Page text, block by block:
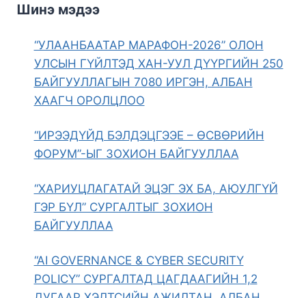
Шинэ мэдээ
“УЛААНБААТАР МАРАФОН-2026” ОЛОН
УЛСЫН ГҮЙЛТЭД ХАН-УУЛ ДҮҮРГИЙН 250
БАЙГУУЛЛАГЫН 7080 ИРГЭН, АЛБАН
ХААГЧ ОРОЛЦЛОО
“ИРЭЭДҮЙД БЭЛДЭЦГЭЭЕ – ӨСВӨРИЙН
ФОРУМ”-ЫГ ЗОХИОН БАЙГУУЛЛАА
“ХАРИУЦЛАГАТАЙ ЭЦЭГ ЭХ БА, АЮУЛГҮЙ
ГЭР БҮЛ” СУРГАЛТЫГ ЗОХИОН
БАЙГУУЛЛАА
“AI GOVERNANCE & CYBER SECURITY
POLICY” СУРГАЛТАД ЦАГДААГИЙН 1,2